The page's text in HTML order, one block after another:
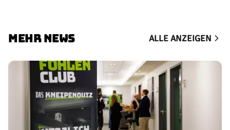
MEHR NEWS ALLE ANZEIGEN